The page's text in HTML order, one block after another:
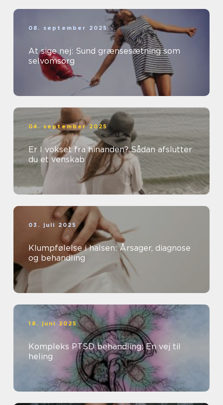
08. september 2025
At sige nej: Sund grænsesætning som
selvomsorg
04. september 2025
Er I vokset fra hinanden? Sådan afslutter
du et venskab
03. juli 2025
Klumpfølelse i halsen: Årsager, diagnose
og behandling
18. juni 2025
Kompleks PTSD behandling: En vej til
heling